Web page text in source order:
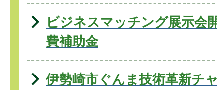
ビジネスマッチング展示会
費補助金
伊勢崎市ぐんま技術革新チ